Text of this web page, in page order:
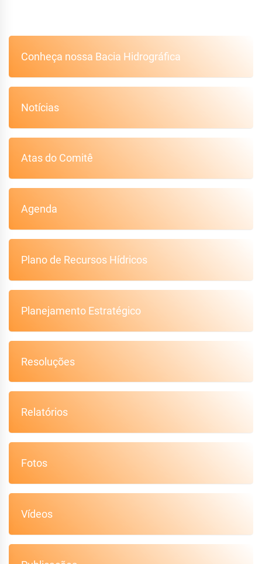
Conheça nossa Bacia Hidrográfica
Notícias
Atas do Comitê
Agenda
Plano de Recursos Hídricos
Planejamento Estratégico
Resoluções
Relatórios
Fotos
Vídeos